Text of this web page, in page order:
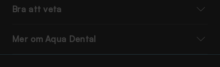
Bra att veta
Mer om Aqua Dental